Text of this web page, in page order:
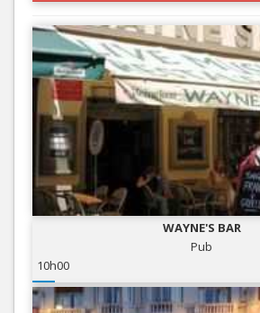
WAYNE'S BAR
Pub
10h00